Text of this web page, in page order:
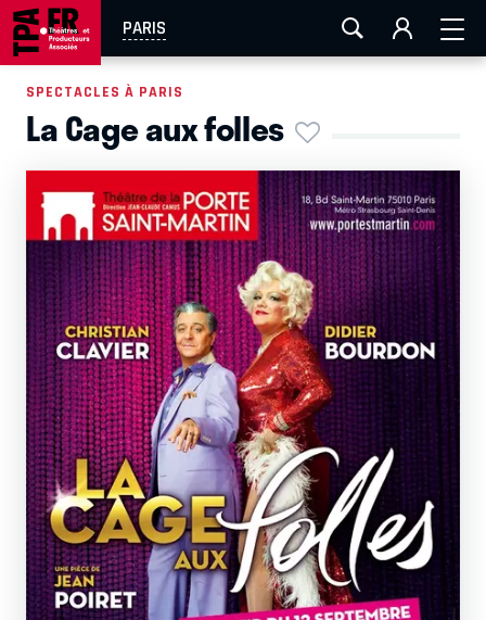
PARIS
AIX-MARSEILLE LA ROCHELLE
EN TOURNÉE
SPECTACLES À PARIS
La Cage aux folles